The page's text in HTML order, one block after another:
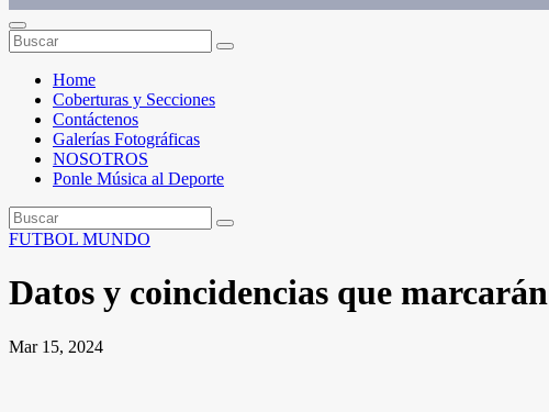
Home
Coberturas y Secciones
Contáctenos
Galerías Fotográficas
NOSOTROS
Ponle Música al Deporte
FUTBOL MUNDO
Datos y coincidencias que
Mar 15, 2024